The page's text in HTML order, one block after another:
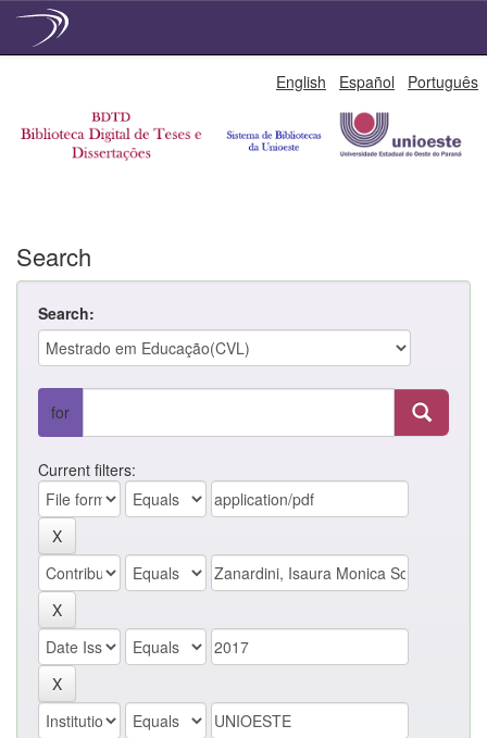
English Español Português
Search
Search:
for
Current filters: